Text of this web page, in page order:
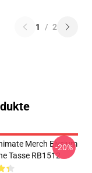
1 / 2
Merch Elysium
Tasse RB1512
-20%